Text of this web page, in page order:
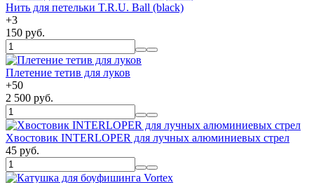
Нить для петельки T.R.U. Ball (black)
+3
150 руб.
Плетение тетив для луков
+50
2 500 руб.
Хвостовик INTERLOPER для лучных алюминиевых стрел
45 руб.